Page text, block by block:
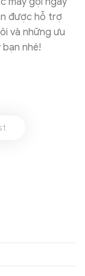
được hỗ trợ
và những ưu
nhé!